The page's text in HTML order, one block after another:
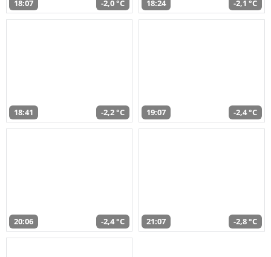
18:07 -2,0 °C 18:24 -2,1 °C
18:41 -2,2 °C 19:07 -2,4 °C
20:06 -2,4 °C 21:07 -2,8 °C